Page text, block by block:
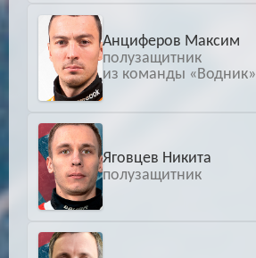
Анциферов Максим
полузащитник
из команды «Водник»
Яговцев Никита
полузащитник